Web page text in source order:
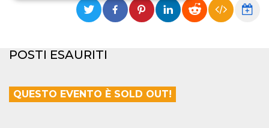
POSTI ESAURITI
QUESTO EVENTO È SOLD OUT!
Necessari Marketing
indispensabili al funzionamento del sito. I
Nome
Provider /
Dominio
Scadenza